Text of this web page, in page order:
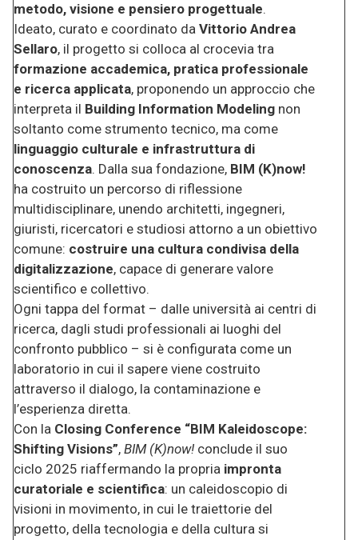
metodo, visione e pensiero progettuale.
Ideato, curato e coordinato da Vittorio Andrea
Sellaro, il progetto si colloca al crocevia tra
formazione accademica, pratica professionale
e ricerca applicata, proponendo un approccio che
interpreta il Building Information Modelingnon
soltanto come strumento tecnico, ma come
linguaggio culturale e infrastruttura di
conoscenza. Dalla sua fondazione, BIM (K)now!
ha costruito un percorso di riflessione
multidisciplinare, unendo architetti, ingegneri,
giuristi, ricercatori e studiosi attorno a un obiettivo
comune: costruire una cultura condivisa della
digitalizzazione, capace di generare valore
scientifico e collettivo.
Ogni tappa del format – dalle università ai centri di
ricerca, dagli studi professionali ai luoghi del
confronto pubblico – si è configurata come un
laboratorio in cui il sapere viene costruito
attraverso il dialogo, la contaminazione e
l’esperienza diretta.
Con la Closing Conference “BIM Kaleidoscope:
Shifting Visions”, BIM (K)now!conclude il suo
ciclo 2025 riaffermando la propria impronta
curatoriale e scientifica: un caleidoscopio di
visioni in movimento, in cui le traiettorie del
progetto, della tecnologia e della cultura si